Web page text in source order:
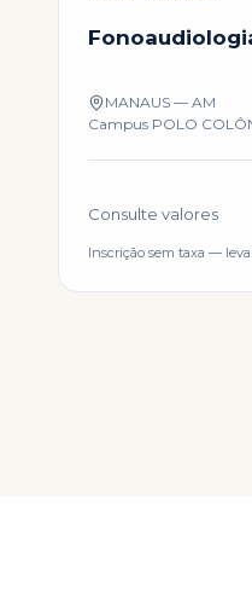
MANAUS — AM
Campus POLO
Consulte valores
Inscrição sem taxa —